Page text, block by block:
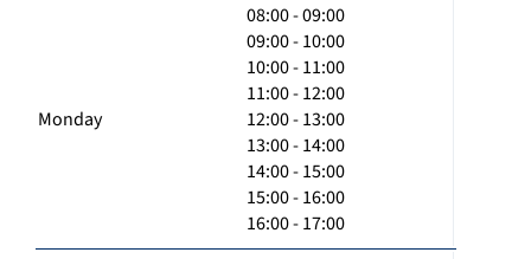
Monday
08:00 - 09:00
09:00 - 10:00
10:00 - 11:00
11:00 - 12:00
12:00 - 13:00
13:00 - 14:00
14:00 - 15:00
15:00 - 16:00
16:00 - 17:00